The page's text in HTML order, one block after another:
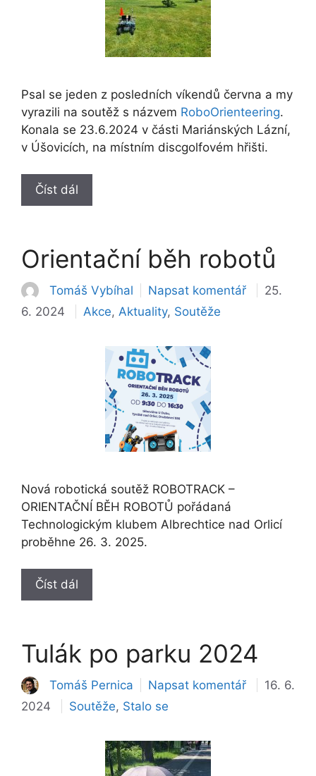
Psal se jeden z posledních víkendů června a my
vyrazili na soutěž s názvem RoboOrienteering.
Konala se 23.6.2024 v části Mariánských Lázní,
v Úšovicích, na místním discgolfovém hřišti.
Číst dál
Orientační běh robotů
Tomáš Vybíhal Napsat komentář
25.
6. 2024
Rubriky
Akce, Aktuality, Soutěže
Nová robotická soutěž ROBOTRACK –
ORIENTAČNÍ BĚH ROBOTŮ pořádaná
Technologickým klubem Albrechtice nad Orlicí
proběhne 26. 3. 2025.
Číst dál
Tulák po parku 2024
Tomáš Pernica Napsat komentář
16. 6.
2024
Rubriky
Soutěže, Stalo se